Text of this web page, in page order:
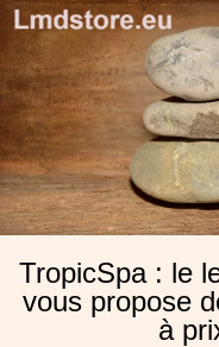
TropicSpa : le
vous propose
à